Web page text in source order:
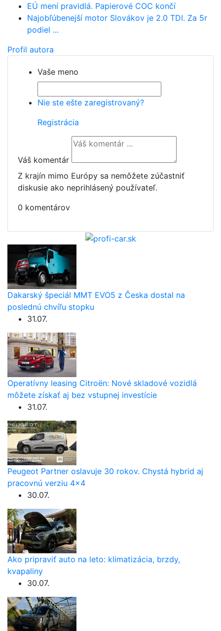
EÚ mení pravidlá. Papierové COC končí
Najobľúbenejší motor Slovákov je 2.0 TDI. Za 5r
podiel ...
Profil autora
Vaše meno
Nie ste ešte zaregistrovaný?
Registrácia
Váš komentár
Z krajín mimo Európy sa nemôžete zúčastniť
diskusie ako neprihlásený používateľ.
0 komentárov
Dakarský špeciál MMT EVO5 z Česka dostal na
poslednú chvíľu stopku
31.07.
Operatívny leasing Citroën: Nové skladové vozidlá
môžete získať aj bez vstupnej investície
31.07.
Peugeot Partner oslavuje 30 rokov. Chystá hybrid aj
pracovnú verziu 4×4
30.07.
Ako pripraviť auto na leto: klimatizácia, brzdy,
kvapaliny
30.07.